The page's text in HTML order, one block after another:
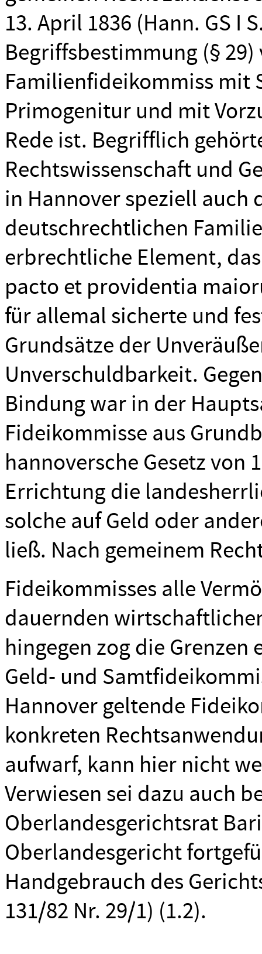
13. April 1836 (Hann. GS I
Begriffsbestimmung (§
Familienfideikommiss mit
Primogenitur und mit
Rede ist. Begrifflich
Rechtswissenschaft und
in Hannover speziell auch
deutschrechtlichen
erbrechtliche Element,
pacto et providentia
für allemal sicherte und
Grundsätze der
Unverschuldbarkeit.
Bindung war in der
Fideikommisse aus
hannoversche Gesetz von
Errichtung die
solche auf Geld oder
ließ. Nach gemeinem
Fideikommisses alle
dauernden
hingegen zog die
Geld- und
Hannover geltende
konkreten
aufwarf, kann hier nicht
Verwiesen sei dazu auch
Oberlandesgerichtsrat
Oberlandesgericht
Handgebrauch des
131/82 Nr. 29/1) (1.2).